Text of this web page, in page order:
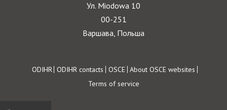
Ул. Miodowa 10
00-251
Варшава, Польша
Footer
ODIHR ODIHR contacts OSCE About OSCE websites
Terms of service